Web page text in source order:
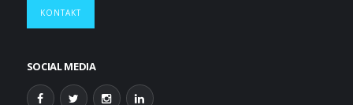
KONTAKT
SOCIAL MEDIA